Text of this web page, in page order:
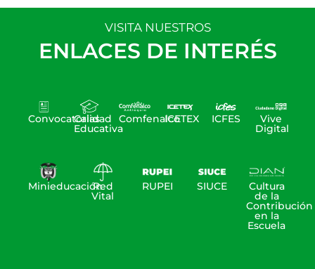
VISITA NUESTROS
ENLACES DE INTERÉS
Convocatorias
Calidad
Educativa
ComfenalcoICETEX ICFES Vive
Digital
MinieducaciónRed
Vital
RUPEI SIUCE Cultura
de la
Contribución
en la
Escuela